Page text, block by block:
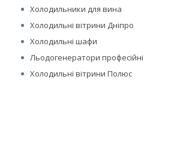
Холодильники для вина
Холодильні вітрини Дніпро
Холодильні шафи
Льодогенератори професійні
Холодильні вітрини Полюс